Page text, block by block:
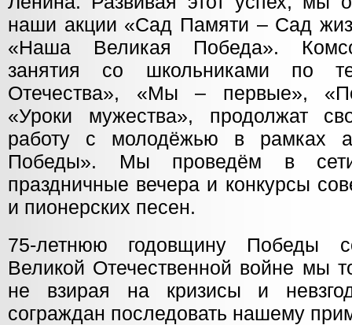
наши акции «Сад Памяти – Сад
«Наша Великая Победа».
занятия со школьниками по
Отечества», «Мы – первые»,
«Уроки мужества», продолжат
работу с молодёжью в рамках
Победы». Мы проведём в
праздничные вечера и конкурсы
и пионерских песен.
75-летнюю годовщину Победы
Великой Отечественной войне мы
не взирая на кризисы и
сограждан последовать нашему